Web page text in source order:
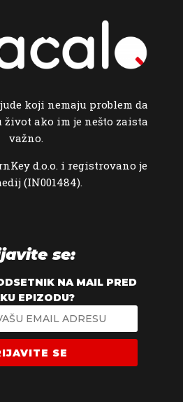
koji nemaju problem da
ako im je nešto zaista
važno.
d.o.o. i registrovano je
(IN001484).
se:
NA MAIL PRED
EPIZODU?
SE